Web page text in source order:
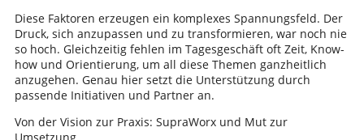
Diese Faktoren erzeugen ein komplexes Spannungsfeld. Der
Druck, sich anzupassen und zu transformieren, war noch nie
so hoch. Gleichzeitig fehlen im Tagesgeschäft oft Zeit, Know-
how und Orientierung, um all diese Themen ganzheitlich
anzugehen. Genau hier setzt die Unterstützung durch
passende Initiativen und Partner an.
Von der Vision zur Praxis: SupraWorx und Mut zur
Umsetzung